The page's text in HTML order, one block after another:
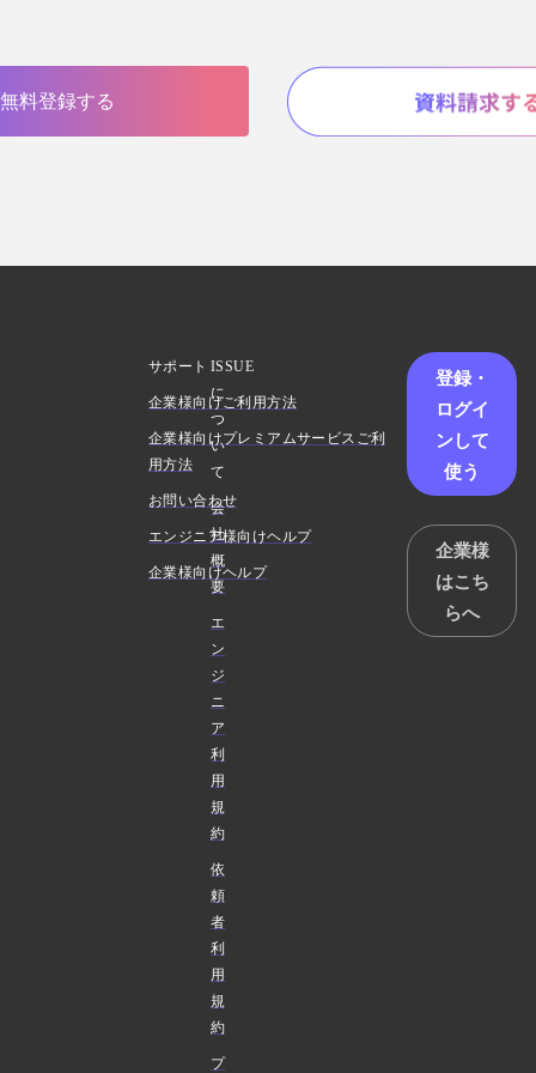
無料登録する
ISSUE
に
つ
い
て
会
社
概
要
エ
ン
ジ
ニ
ア
利
用
規
約
依
頼
者
利
用
規
約
プ
サポート
企業様向けご利用方法
企業様向けプレミアムサービスご利
用方法
お問い合わせ
エンジニア様向けヘルプ
企業様向けヘルプ
登録・
ログイ
ンして
使う
企業様
はこち
らへ